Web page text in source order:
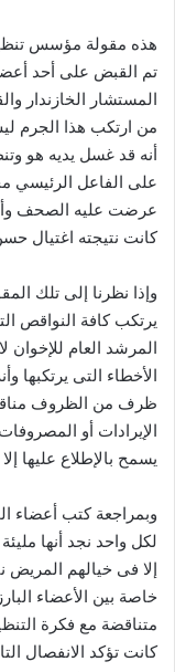
ي
ا
هذه مقولة مؤسس
تم القبض على أحد
المستشار الخازندار
من ارتكب هذا الجرم
أنه قد غسل يديه هو
على الفاعل الرئيسي
عرضت عليه الصحف
كانت نتيجته اغتيال
وإذا نظرنا إلى تلك
يرتكب كافة النواقص
المرشد العام للإخوان
الأخطاء التى
ظرف من الظروف
الإيرادات أو
يسمح بالإطلاع عليها
وبمراجعة كتب أعضاء
لكل واحد نجد أنها
إلا فى خيالهم المريض
خاصة بين الأعضاء
متناقضة مع فكرة
كانت تؤكد الانفصال